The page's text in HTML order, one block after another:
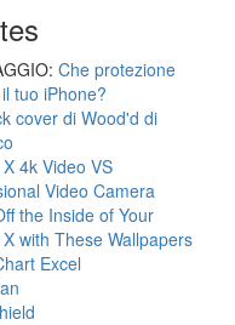
Che protezione
tuo iPhone?
cover di Wood'd di
4k Video VS
Video Camera
the Inside of Your
with These Wallpapers
Excel